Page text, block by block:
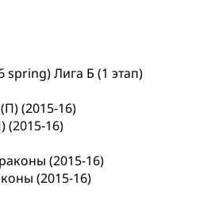
spring) Лига Б (1 этап)
(2015-16)
(2015-16)